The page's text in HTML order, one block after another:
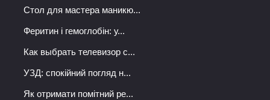
Стол для мастера маникю...
Феритин і гемоглобін: у...
Как выбрать телевизор с...
УЗД: спокійний погляд н...
Як отримати помітний ре...